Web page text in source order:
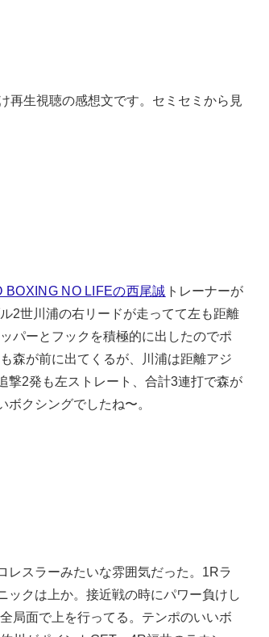
再生視聴の感想文です。セミセミから見
BOXING NO LIFEの西尾誠 トレーナーが
2世川浦の右リードが走ってて左も距離
パーとフックを積極的に出したのでポ
森が前に出てくるが、川浦は距離アジ
撃2発も左ストレート、合計3連打で森が
クシングでしたね〜。
レスラーみたいな雰囲気だった。1Rラ
ックは上か。接近戦の時にパワー負けし
局面で上を行ってる。テンポのいいボ